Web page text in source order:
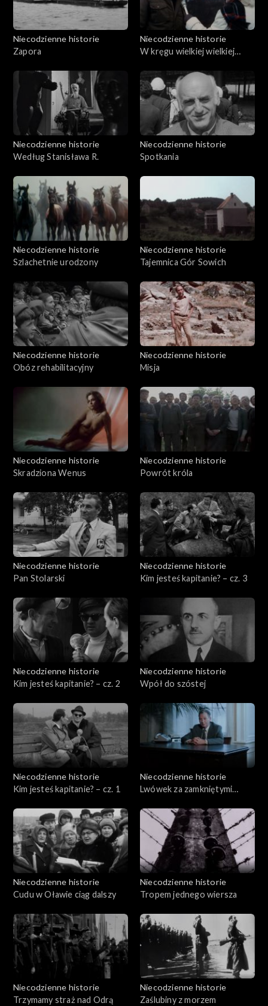
Niecodzienne historie
Zapora
Niecodzienne historie
W kręgu wielkiej wielkiej
Niecodzienne historie
Według Stanisława R.
Niecodzienne historie
Spotkania
Niecodzienne historie
Szlachetnie urodzony
Niecodzienne historie
Tajemnica Gór Sowich
Niecodzienne historie
Obóz rehabilitacyjny
Niecodzienne historie
Misja
Niecodzienne historie
Skradziona Wenus
Niecodzienne historie
Powrót króla
Niecodzienne historie
Pan Stolarski
Niecodzienne historie
Kim jesteś kapitanie? – cz. 3
Niecodzienne historie
Kim jesteś kapitanie? – cz. 2
Niecodzienne historie
Wpół do szóstej
Niecodzienne historie
Kim jesteś kapitanie? – cz. 1
Niecodzienne historie
Lwówek za zamkniętymi
Niecodzienne historie
Cudu w Oławie ciąg dalszy
Niecodzienne historie
Tropem jednego wiersza
Niecodzienne historie
Trzymamy straż nad Odrą
Niecodzienne historie
Zaślubiny z morzem